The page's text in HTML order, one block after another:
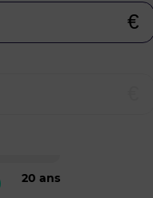
€
20 ans